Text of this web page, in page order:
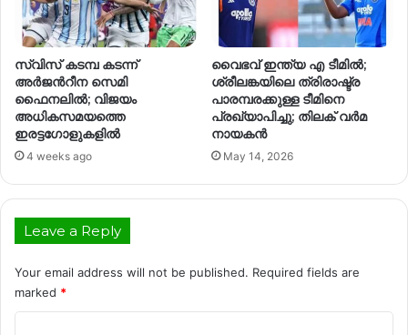
സ്വിസ് കടമ്പ കടന്ന്
അർജന്‍റീന സെമി
ഫൈനലിൽ; വിജയം
അധികസമയത്തെ
ഇരട്ടഗോളുകളിൽ
4 weeks ago
വൈഭവ് ഇന്ത്യ എ ടീമിൽ;
ശ്രീലങ്കയിലെ ത്രിരാഷ്ട്ര
പാരമ്പരക്കുള്ള ടീമിനെ
പ്രഖ്യാപിച്ചു; തിലക് വർമ
നായകൻ
May 14, 2026
Leave a Reply
Your email address will not be published. Required fields are
marked *